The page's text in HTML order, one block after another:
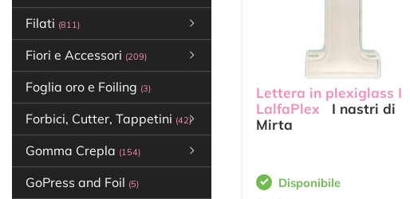
Filati (811)
Fiori e Accessori (209)
Foglia oro e Foiling (3)
Forbici, Cutter, Tappetini (42)
Gomma Crepla (154)
GoPress and Foil (5)
Lettera in plexiglass I
LalfaPlex
I nastri di
Mirta
Disponibile